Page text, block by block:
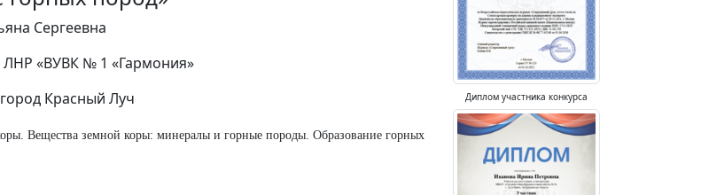
Сергеевна
«ВУВК № 1 «Гармония»
Красный Луч
Вещества земной коры: минералы и горные породы. Образование горных
Диплом участника конкурса